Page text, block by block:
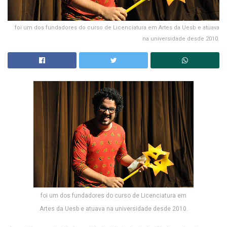
foi um dos fundadores do curso de Licenciatura em Artes da Uesb e atuava
na universidade desde 2010.
foi um dos fundadores do curso de Licenciatura em
Artes da Uesb e atuava na universidade desde 2010.